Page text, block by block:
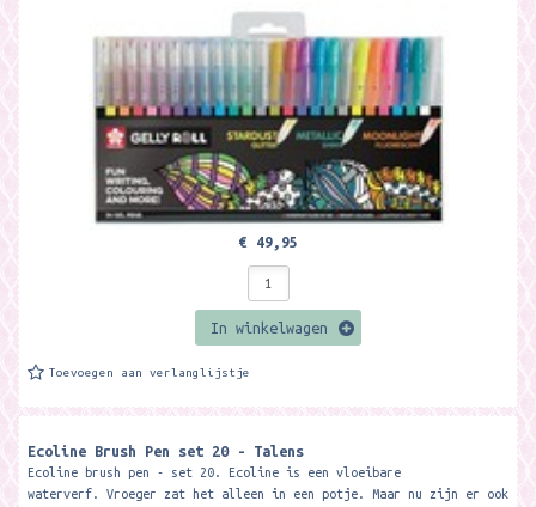
€ 49,95
In winkelwagen
Toevoegen aan verlanglijstje
Ecoline Brush Pen set 20 - Talens
Ecoline brush pen - set 20. Ecoline is een vloeibare
waterverf. Vroeger zat het alleen in een potje. Maar nu zijn er ook